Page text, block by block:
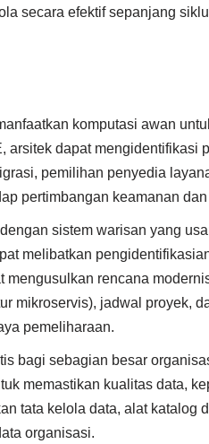
secara efektif sepanjang
komputasi awan
arsitek dapat mengidentifikasi
pemilihan penyedia
pertimbangan keamanan
sistem warisan yang
melibatkan
rencana
mikroservis), jadwal proyek,
pemeliharaan.
bagi sebagian besar
memastikan kualitas data,
tata kelola data, alat katalog
organisasi.